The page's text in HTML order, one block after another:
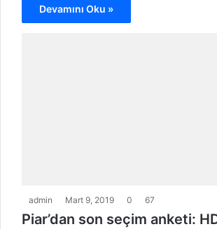
Devamını Oku »
admin Mart 9, 2019 0 67
Piar’dan son seçim anketi: